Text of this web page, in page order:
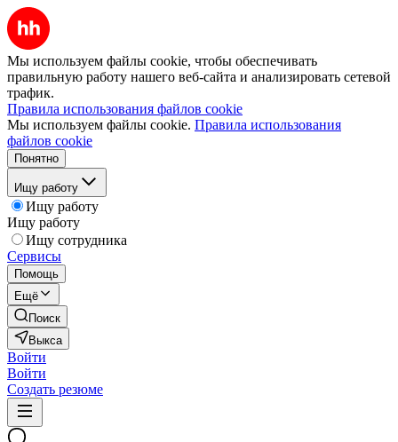
Мы используем файлы cookie, чтобы обеспечивать
правильную работу нашего веб-сайта и анализировать сетевой
трафик.
Правила использования файлов cookie
Мы используем файлы cookie. Правила использования
файлов cookie
Понятно
Ищу работу
Ищу работу
Ищу работу
Ищу сотрудника
Сервисы
Помощь
Ещё
Поиск
Выкса
Войти
Войти
Создать резюме